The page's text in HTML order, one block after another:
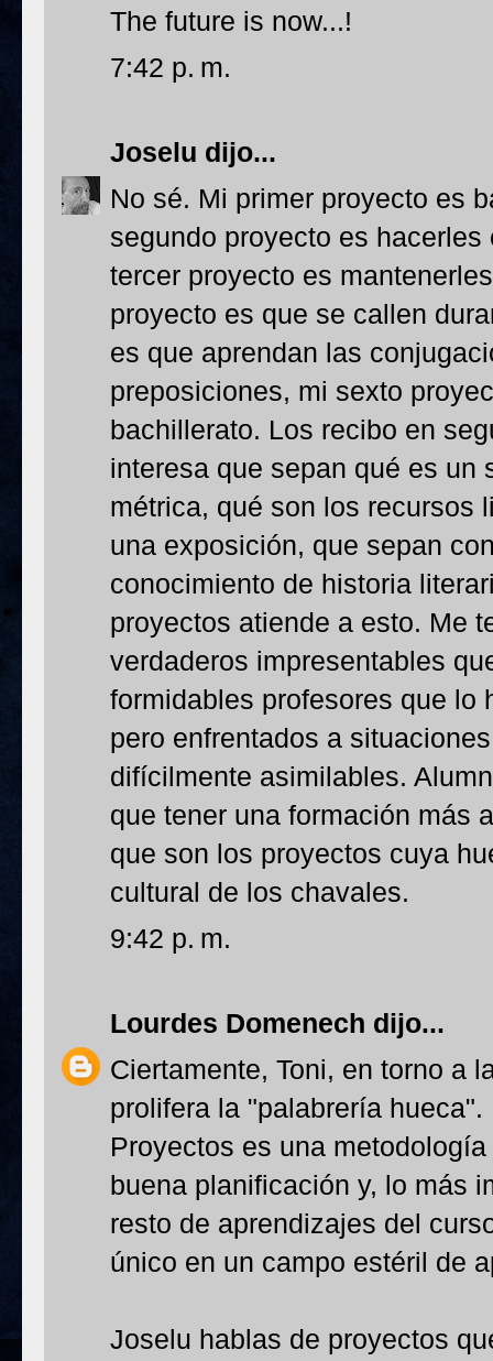
The future is now...!
7:42 p. m.
Joselu dijo...
No sé. Mi primer proyecto es
segundo proyecto es
tercer proyecto es
proyecto es que se callen
es que aprendan las
preposiciones, mi sexto
bachillerato. Los recibo en
interesa que sepan qué es un
métrica, qué son los recursos
una exposición, que sepan
conocimiento de historia
proyectos atiende a esto. Me
verdaderos impresentables
formidables profesores que
pero enfrentados a
difícilmente asimilables.
que tener una formación más
que son los proyectos cuya
cultural de los chavales.
9:42 p. m.
Lourdes Domenech dijo...
Ciertamente, Toni, en torno a
prolifera la "palabrería
Proyectos es una
buena planificación y, lo más
resto de aprendizajes del
único en un campo estéril de
Joselu hablas de proyectos